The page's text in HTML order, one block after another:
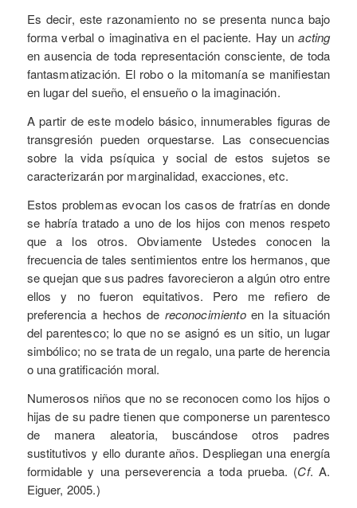
Es decir, este razonamiento no se presenta nunca bajo
forma verbal o imaginativa en el paciente. Hay unacting
en ausencia de toda representación consciente, de toda
fantasmatización. El robo o la mitomanía se manifiestan
en lugar del sueño, el ensueño o la imaginación.
A partir de este modelo básico, innumerables figuras de
transgresión pueden orquestarse. Las consecuencias
sobre la vida psíquica y social de estos sujetos se
caracterizarán por marginalidad, exacciones, etc.
Estos problemas evocan los casos de fratrías en donde
se habría tratado a uno de los hijos con menos respeto
que a los otros. Obviamente Ustedes conocen la
frecuencia de tales sentimientos entre los hermanos, que
se quejan que sus padres favorecieron a algún otro entre
ellos y no fueron equitativos. Pero me refiero de
preferencia a hechos de reconocimientoen la situación
del parentesco; lo que no se asignó es un sitio, un lugar
simbólico; no se trata de un regalo, una parte de herencia
o una gratificación moral.
Numerosos niños que no se reconocen como los hijos o
hijas de su padre tienen que componerse un parentesco
de manera aleatoria, buscándose otros padres
sustitutivos y ello durante años. Despliegan una energía
formidable y una perseverencia a toda prueba. (Cf. A.
Eiguer, 2005.)